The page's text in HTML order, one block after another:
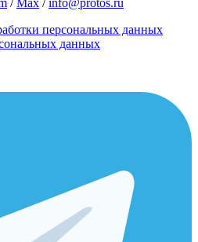
/Max /info@protos.ru
персональных данных
данных